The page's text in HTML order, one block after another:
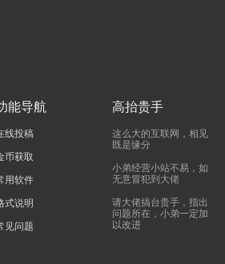
能导航
线投稿
币获取
用软件
式说明
见问题
高抬贵手
这么大的互联网，相见
既是缘分
小弟经营小站不易，如
无意冒犯到大佬
请大佬搞台贵手，指出
问题所在，小弟一定加
以改进